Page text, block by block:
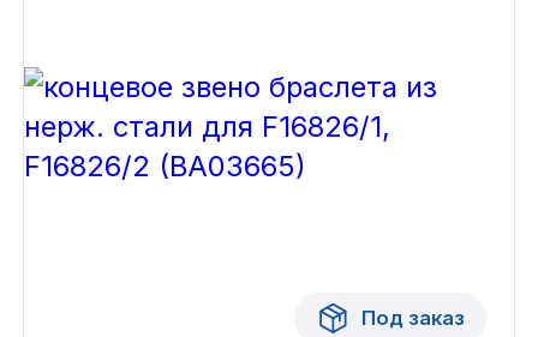
Волгоград
Кемерово
Под заказ